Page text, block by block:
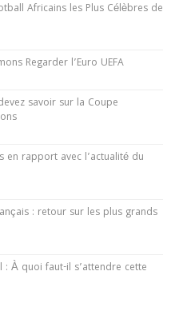
Africains les Plus Célèbres de
Regarder l’Euro UEFA
savoir sur la Coupe
en rapport avec l’actualité du
: retour sur les plus grands
À quoi faut-il s’attendre cette